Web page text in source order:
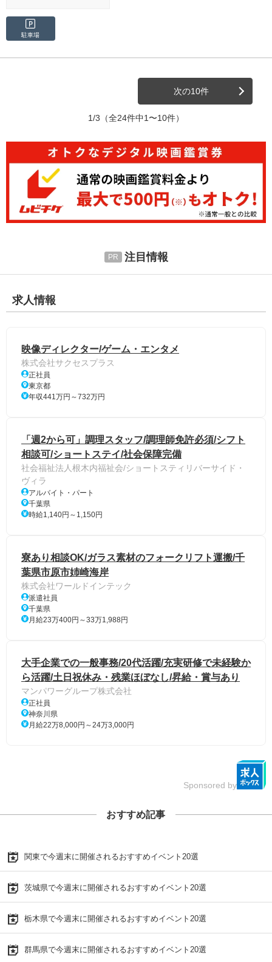
駐車場
次の10件
1/3 （全24件中1〜10件）
注目情報
求人情報
映像ディレクター/ゲーム・エンタメ
株式会社サクセスプラス
正社員
東京都
年収441万円～732万円
「週2から可」調理スタッフ/調理師免許必須/シフト
相談可/ショートステイ/社会保障完備
社会福祉法人根木内福祉会/ショートスティリバーサイド・
ヴィラ
アルバイト・パート
千葉県
時給1,140円～1,150円
寮あり相談OK/ガラス素材のフォークリフト運搬/千
葉県市原市姉崎海岸
株式会社ワールドインテック
派遣社員
千葉県
月給23万400円～33万1,988円
大手企業での一般事務/20代活躍/充実研修で未経験か
ら活躍/土日祝休み・残業ほぼなし/昇給・賞与あり
マンパワーグループ株式会社
正社員
神奈川県
月給22万8,000円～24万3,000円
Sponsored by
おすすめ記事
関東で今週末に開催されるおすすめイベント20選
茨城県で今週末に開催されるおすすめイベント20選
栃木県で今週末に開催されるおすすめイベント20選
群馬県で今週末に開催されるおすすめイベント20選